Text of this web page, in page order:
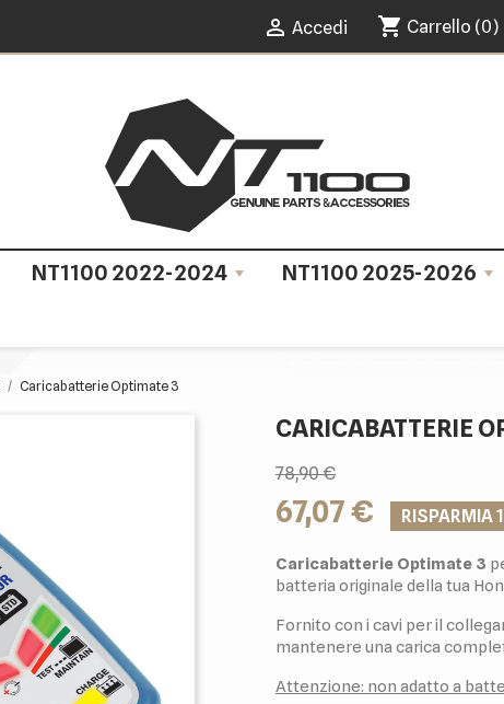
 Accedi shopping_cart Carrello (0)
NT1100 2022-2024 NT1100 2025-2026
Caricabatterie Optimate 3
CARICABATTERIE
78,90 €
67,07 € RISPARMIA
Caricabatterie Optimate 3
batteria originale della tua
Fornito con i cavi per il
mantenere una carica
Attenzione: non adatto a